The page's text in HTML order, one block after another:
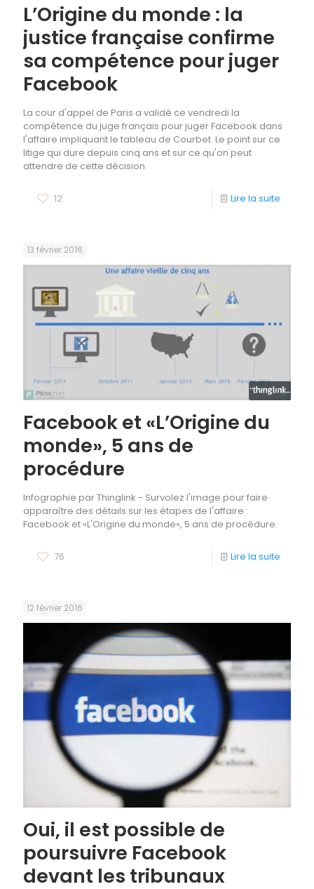
L’Origine du monde : la
justice française confirme
sa compétence pour juger
Facebook
La cour d'appel de Paris a validé ce vendredi la
compétence du juge français pour juger Facebook dans
l'affaire impliquant le tableau de Courbet. Le point sur ce
litige qui dure depuis cinq ans et sur ce qu'on peut
attendre de cette décision
12 Lire la suite
13 février 2016
Facebook et «L’Origine du
monde», 5 ans de
procédure
Infographie par Thinglink - Survolez l'image pour faire
apparaître des détails sur les étapes de l'affaire :
Facebook et «L'Origine du monde», 5 ans de procédure.
76 Lire la suite
12 février 2016
Oui, il est possible de
poursuivre Facebook
devant les tribunaux